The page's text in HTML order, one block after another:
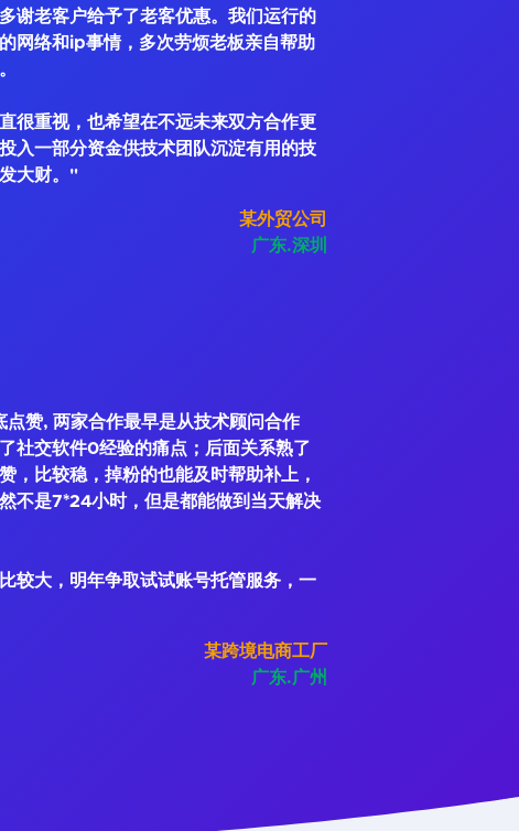
谢老客户给予了老客优惠。我们运行的
网络和ip事情，多次劳烦老板亲自帮助
很重视，也希望在不远未来双方合作更
入一部分资金供技术团队沉淀有用的技
大财。"
某外贸公司
广东.深圳
点赞, 两家合作最早是从技术顾问合作
社交软件0经验的痛点；后面关系熟了
，比较稳，掉粉的也能及时帮助补上，
不是7*24小时，但是都能做到当天解决
较大，明年争取试试账号托管服务，一
某跨境电商工厂
广东.广州